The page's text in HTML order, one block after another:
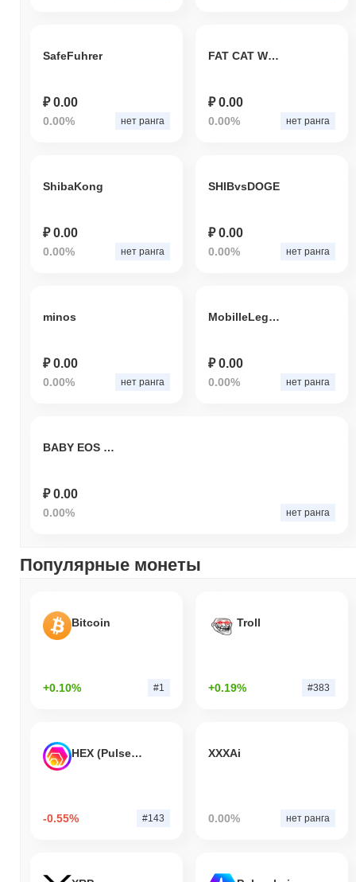
SafeFuhrer
₽ 0.00
0.00% нет ранга
FAT CAT WORLD
₽ 0.00
0.00% нет ранга
ShibaKong
₽ 0.00
0.00% нет ранга
SHIBvsDOGE
₽ 0.00
0.00% нет ранга
minos
₽ 0.00
0.00% нет ранга
MobilleLegends
₽ 0.00
0.00% нет ранга
BABY EOS zilla
₽ 0.00
0.00% нет ранга
Популярные монеты
Bitcoin
+0.10% #1
Troll
+0.19% #383
HEX (Pulsechain)
-0.55% #143
XXXAi
0.00% нет ранга